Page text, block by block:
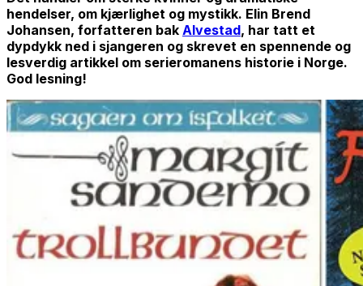
hendelser, om kjærlighet og mystikk. Elin Brend
Johansen, forfatteren bak Alvestad, har tatt et
dypdykk ned i sjangeren og skrevet en spennende og
lesverdig artikkel om serieromanens historie i Norge.
God lesning!